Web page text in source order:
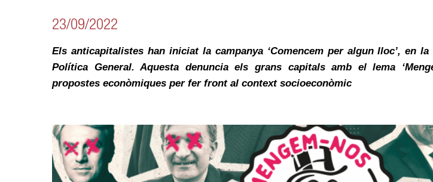
23/09/2022
Els anticapitalistes han iniciat la campanya ‘Comencem per algun lloc’, en
Política General. Aquesta denuncia els grans capitals amb el lema
propostes econòmiques per fer front al context socioeconòmic